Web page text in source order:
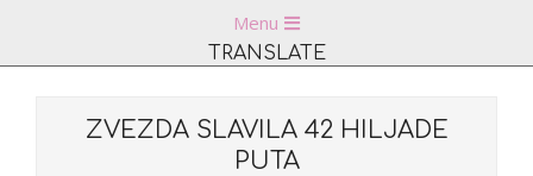
Menu
Menu
TRANSLATE
ZVEZDA SLAVILA 42 HILJADE
PUTA